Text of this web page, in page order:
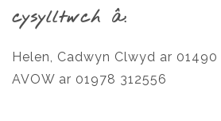
cysylltwch â:
Helen, Cadwyn Clwyd ar
AVOW ar 01978 312556